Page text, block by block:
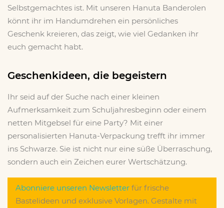
Selbstgemachtes ist. Mit unseren Hanuta Banderolen
könnt ihr im Handumdrehen ein persönliches
Geschenk kreieren, das zeigt, wie viel Gedanken ihr
euch gemacht habt.
Geschenkideen, die begeistern
Ihr seid auf der Suche nach einer kleinen
Aufmerksamkeit zum Schuljahresbeginn oder einem
netten Mitgebsel für eine Party? Mit einer
personalisierten Hanuta-Verpackung trefft ihr immer
ins Schwarze. Sie ist nicht nur eine süße Überraschung,
sondern auch ein Zeichen eurer Wertschätzung.
Abonniere unseren Newsletter für frische
Bastelideen und exklusive Vorlagen. Gestalte mit